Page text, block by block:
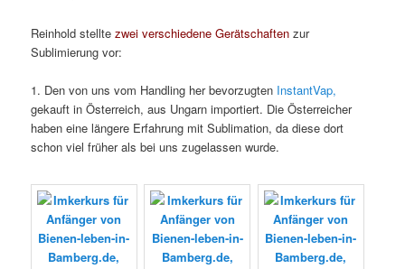
Reinhold stelltezwei verschiedene Gerätschaften zur
Sublimierung vor:
1. Den von uns vom Handling her bevorzugten InstantVap,
gekauft in Österreich, aus Ungarn importiert. Die Österreicher
haben eine längere Erfahrung mit Sublimation, da diese dort
schon viel früher als bei uns zugelassen wurde.